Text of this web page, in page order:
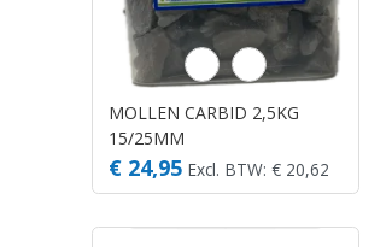
MOLLEN CARBID 2,5KG
15/25MM
€ 24,95 Excl. BTW: € 20,62